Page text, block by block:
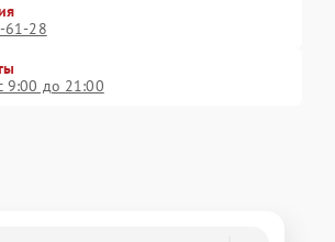
61-28
9:00 до 21:00